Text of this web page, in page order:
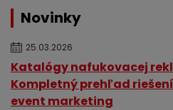
Novinky
25.03.2026
Katalógy nafukovacej
Kompletný prehľad riešení
event marketing